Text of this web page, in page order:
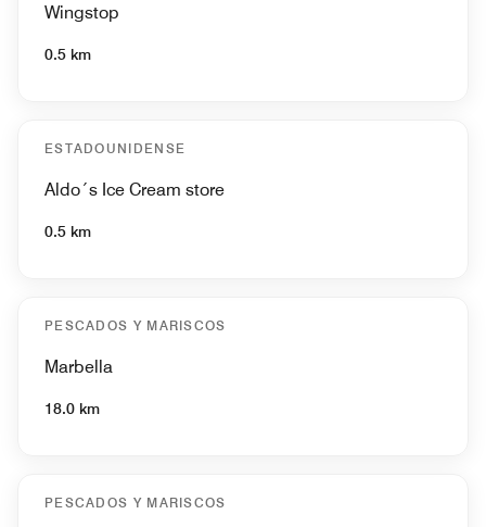
Wingstop
0.5 km
ESTADOUNIDENSE
Aldo´s Ice Cream store
0.5 km
PESCADOS Y MARISCOS
Marbella
18.0 km
PESCADOS Y MARISCOS